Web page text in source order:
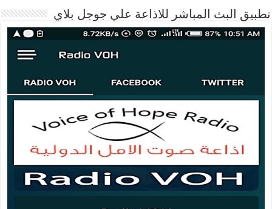
تطبيق البث المباشر للاذاعة علي جوجل بلاي